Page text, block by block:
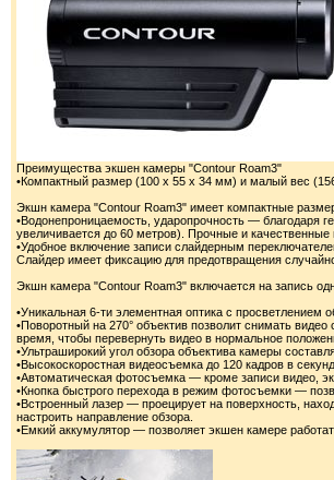
Преимущества экшен камеры "Contour Roam3"
•Компактный размер (100 x 55 x 34 мм) и малый вес
Экшн камера "Contour Roam3" имеет компактные
•Водонепроницаемость, ударопрочность — благодаря
увеличивается до 60 метров). Прочные и
•Удобное включение записи слайдерным
Слайдер имеет фиксацию для предотвращения
Экшн камера "Contour Roam3" включается на запись
•Уникальная 6-ти элементная оптика с просветлением
•Поворотный на 270° объектив позволит снимать
время, чтобы перевернуть видео в нормальное
•Ультраширокий угол обзора объектива камеры
•Высокоскоростная видеосъемка до 120 кадров в
•Автоматическая фотосъемка — кроме записи видео,
•Кнопка быстрого перехода в режим фотосъемки —
•Встроенный лазер — проецирует на поверхность,
настроить направление обзора.
•Емкий аккумулятор — позволяет экшен камере